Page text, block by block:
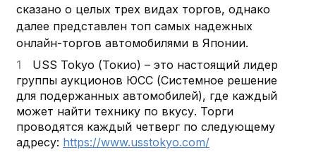
сказано о целых трех видах торгов, однако
далее представлен топ самых надежных
онлайн-торгов автомобилями в Японии.
USS Tokyo (Токио) – это настоящий лидер
группы аукционов ЮСС (Системное решение
для подержанных автомобилей), где каждый
может найти технику по вкусу. Торги
проводятся каждый четверг по следующему
адресу: https://www.usstokyo.com/